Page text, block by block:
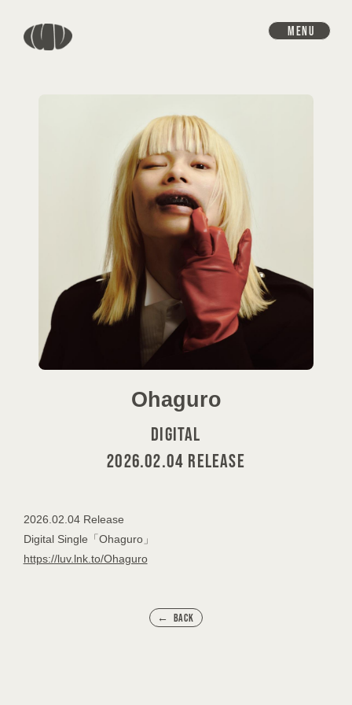
INFORMATION
SCHEDULE
DISCOGRAPHY
VIDEO
GOODS
PROFILE
CONTACT
MENU
Ohaguro
DIGITAL
2026.02.04 RELEASE
2026.02.04 Release
Digital Single「Ohaguro」
https://luv.lnk.to/Ohaguro
BACK